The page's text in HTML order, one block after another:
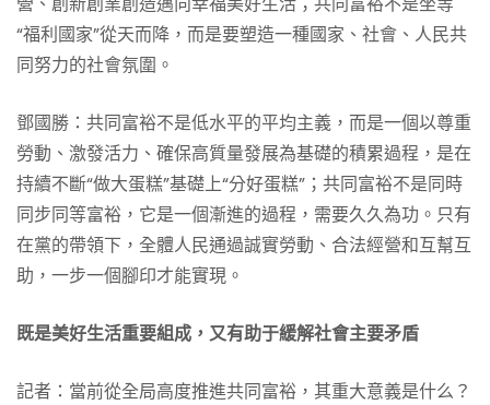
“福利國家”從天而降，而是要塑造一種國家、社會、人民共
同努力的社會氛圍。
鄧國勝：共同富裕不是低水平的平均主義，而是一個以尊重
勞動、激發活力、確保高質量發展為基礎的積累過程，是在
持續不斷“做大蛋糕”基礎上“分好蛋糕”；共同富裕不是同時
同步同等富裕，它是一個漸進的過程，需要久久為功。只有
在黨的帶領下，全體人民通過誠實勞動、合法經營和互幫互
助，一步一個腳印才能實現。
既是美好生活重要組成，又有助于緩解社會主要矛盾
記者：當前從全局高度推進共同富裕，其重大意義是什么？